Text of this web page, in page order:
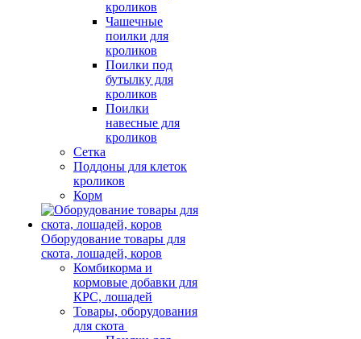
кроликов
Чашечные
поилки для
кроликов
Поилки под
бутылку для
кроликов
Поилки
навесные для
кроликов
Сетка
Поддоны для клеток
кроликов
Корм
Оборудование товары для
скота, лошадей, коров
Комбикорма и
кормовые добавки для
КРС, лошадей
Товары, оборудования
для скота